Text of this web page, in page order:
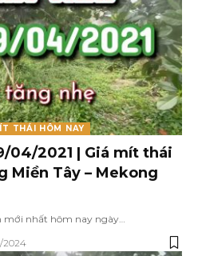
THÁI HÔM NAY
04/2021 | Giá mít thái
Miền Tây – Mekong
mới nhất hôm nay ngày…
2024